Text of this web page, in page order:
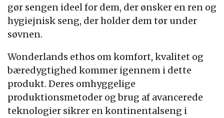
gør sengen ideel for dem, der ønsker en ren og
hygiejnisk seng, der holder dem tør under
søvnen.
Wonderlands ethos om komfort, kvalitet og
bæredygtighed kommer igennem i dette
produkt. Deres omhyggelige
produktionsmetoder og brug af avancerede
teknologier sikrer en kontinentalseng i